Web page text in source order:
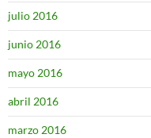
julio 2016
junio 2016
mayo 2016
abril 2016
marzo 2016